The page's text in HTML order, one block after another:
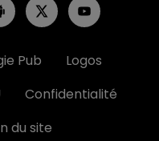
Pub
Logos
Confidentialité
du site